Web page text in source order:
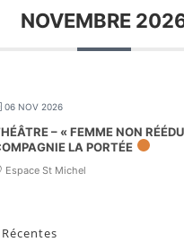
NOVEMBRE
06 NOV 2026
– « FEMME NON
LA PORTÉE
Espace St Michel